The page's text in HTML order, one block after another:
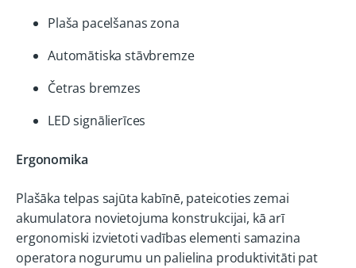
Plaša pacelšanas zona
Automātiska stāvbremze
Četras bremzes
LED signālierīces
Ergonomika
Plašāka telpas sajūta kabīnē, pateicoties zemai
akumulatora novietojuma konstrukcijai, kā arī
ergonomiski izvietoti vadības elementi samazina
operatora nogurumu un palielina produktivitāti pat